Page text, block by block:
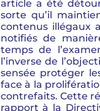
article a été
sorte qu’il
contenus illégaux
notifiés de
temps de
l’inverse de
sensée protéger
face à la
contrefaits. Cette
rapport à la